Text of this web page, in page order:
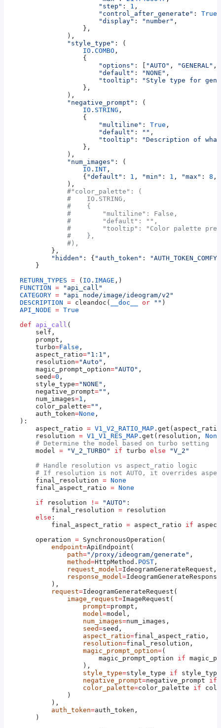
                        "step"
: 1 ,
                        "control_after_generate"
: True
                        "display"
: "number" ,
                    },
                ),
                "style_type"
: (
                    IO
. COMBO ,
                    {
                        "options"
: [ "AUTO" , "GENERAL" ,
                        "default"
: "NONE" ,
                        "tooltip"
:
"Style type for
                    },
                ),
                "negative_prompt"
: (
                    IO
. STRING ,
                    {
                        "multiline"
: True ,
                        "default"
: "" ,
                        "tooltip"
:
"Description of
                    },
                ),
                "num_images"
: (
                    IO
. INT ,
                    {
"default" : 1 , "min" : 1 , "max" : 8 ,
                ),
                #"color_palette": (
                #    IO.STRING,
                #    {
                #        "multiline": False,
                #        "default": "",
#        "tooltip": "Color palette
                #    },
                #),
            },
            "hidden"
: { "auth_token" :
        }
    RETURN_TYPES
= ( IO . IMAGE ,)
    FUNCTION
= "api_call"
    CATEGORY
= "api node/image/ideogram/v2"
    DESCRIPTION
= cleandoc( __doc__ or "" )
    API_NODE
= True
    def
api_call (
        self
,
        prompt
,
        turbo
=False ,
        aspect_ratio
="1:1" ,
        resolution
="Auto" ,
        magic_prompt_option
="AUTO" ,
        seed
=0 ,
        style_type
="NONE" ,
        negative_prompt
="" ,
        num_images
=1 ,
        color_palette
="" ,
        auth_token
=None ,
    ):
        aspect_ratio
= V1_V2_RATIO_MAP
        resolution
= V1_V1_RES_MAP .get(resolution, None
        # Determine the model based on turbo setting
        model
= "V_2_TURBO" if turbo else "V_2"
        # Handle resolution vs aspect_ratio logic
# If resolution is not AUTO, it overrides
        final_resolution
= None
        final_aspect_ratio
= None
        if
resolution != "AUTO" :
            final_resolution
= resolution
        else
:
            final_aspect_ratio
= aspect_ratio if
        operation
= SynchronousOperation(
            endpoint
=ApiEndpoint(
                path
="/proxy/ideogram/generate" ,
                method
=HttpMethod. POST ,
                request_model
=IdeogramGenerateRequest,
                response_model
=
            ),
            request
=IdeogramGenerateRequest(
                image_request
=ImageRequest(
                    prompt
=prompt,
                    model
=model,
                    num_images
=num_images,
                    seed
=seed,
                    aspect_ratio
=final_aspect_ratio,
                    resolution
=final_resolution,
                    magic_prompt_option
=(
                        magic_prompt_option
if
                    ),
                    style_type
=style_type if
                    negative_prompt
=negative_prompt if
                    color_palette
=color_palette if
                )
            ),
            auth_token
=auth_token,
        )